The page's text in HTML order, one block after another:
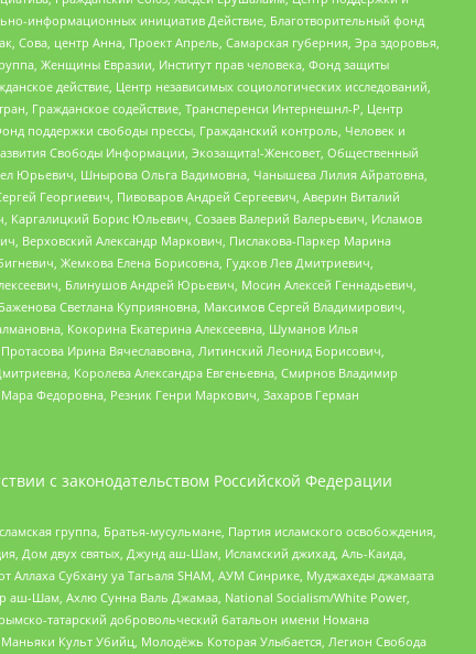
информационных инициатив Действие, Благотворительный фонд
Сова, центр Анна, Проект Апрель, Самарская губерния, Эра здоровья,
Женщины Евразии, Институт прав человека, Фонд защиты
действие, Центр независимых социологических исследований,
Гражданское содействие, Трансперенси Интернешнл-Р, Центр
поддержки свободы прессы, Гражданский контроль, Человек и
Свободы Информации, Экозащита!-Женсовет, Общественный
Юрьевич, Шнырова Ольга Вадимовна, Чанышева Лилия Айратовна,
Георгиевич, Пивоваров Андрей Сергеевич, Аверин Виталий
Борис Юльевич, Созаев Валерий Валерьевич, Исламов
Верховский Александр Маркович, Пислакова-Паркер Марина
Жемкова Елена Борисовна, Гудков Лев Дмитриевич,
Блинушов Андрей Юрьевич, Мосин Алексей Геннадьевич,
Светлана Куприяновна, Максимов Сергей Владимирович,
Кокорина Екатерина Алексеевна, Шуманов Илья
Ирина Вячеславовна, Литинский Леонид Борисович,
Королева Александра Евгеньевна, Смирнов Владимир
Федоровна, Резник Генри Маркович, Захаров Герман
с законодательством Российской Федерации
группа, Братья-мусульмане, Партия исламского освобождения,
Дом двух святых, Джунд аш-Шам, Исламский джихад, Аль-Каида,
Субхану уа Тагьаля SHAM, АУМ Синрике, Муджахеды джамаата
аш-Шам, Ахлю Сунна Валь Джамаа, National Socialism/White Power,
татарский добровольческий батальон имени Номана
Культ Убийц, Молодёжь Которая Улыбается, Легион Свобода